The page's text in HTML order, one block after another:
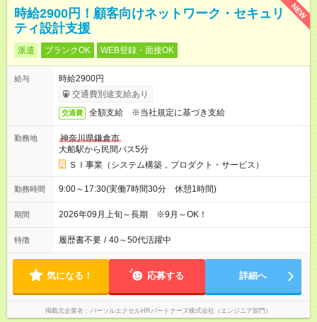
NEW
時給2900円！顧客向けネットワーク・セキュリ
ティ設計支援
派遣 ブランクOK WEB登録・面接OK
給与
時給2900円
交通費別途支給あり
交通費 全額支給 ※当社規定に基づき支給
勤務地
神奈川県鎌倉市
大船駅から民間バス5分
ＳＩ事業（システム構築，プロダクト・サービス）
勤務時間 9:00～17:30(実働7時間30分 休憩1時間)
期間 2026年09月上旬～長期 ※9月～OK！
特徴 履歴書不要 / 40～50代活躍中
気になる！ 応募する 詳細へ
掲載元企業名 パーソルエクセルHRパートナーズ株式会社（エンジニア部門）